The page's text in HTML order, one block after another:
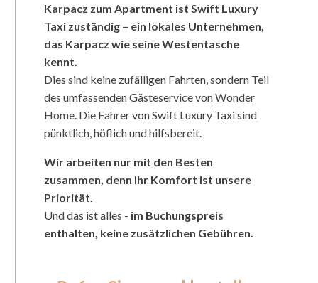
Karpacz zum Apartment ist Swift Luxury
Taxi zuständig – ein lokales Unternehmen,
das Karpacz wie seine Westentasche
kennt.
Dies sind keine zufälligen Fahrten, sondern Teil
des umfassenden Gästeservice von Wonder
Home. Die Fahrer von Swift Luxury Taxi sind
pünktlich, höflich und hilfsbereit.
Wir arbeiten nur mit den Besten
zusammen, denn Ihr Komfort ist unsere
Priorität.
Und das ist alles - im Buchungspreis
enthalten, keine zusätzlichen Gebühren.